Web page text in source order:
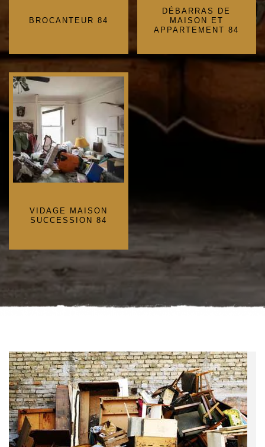
BROCANTEUR 84
DÉBARRAS DE
MAISON ET
APPARTEMENT 84
VIDAGE MAISON
SUCCESSION 84